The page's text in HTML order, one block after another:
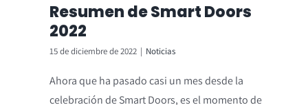
Resumen de Smart Doors
2022
15 de diciembre de 2022 | Noticias
Ahora que ha pasado casi un mes desde la
celebración de Smart Doors, es el momento de